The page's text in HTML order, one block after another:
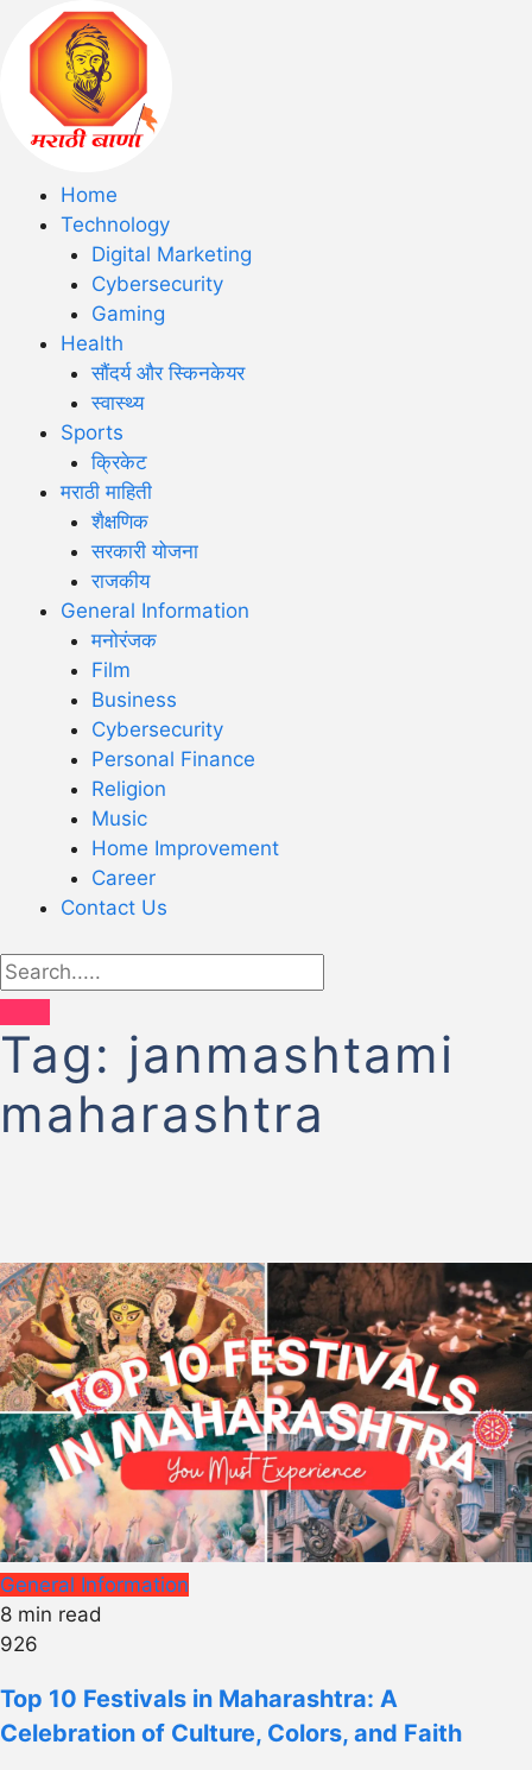
Home
Technology
Digital Marketing
Cybersecurity
Gaming
Health
सौंदर्य और स्किनकेयर
स्वास्थ्य
Sports
क्रिकेट
मराठी माहिती
शैक्षणिक
सरकारी योजना
राजकीय
General Information
मनोरंजक
Film
Business
Cybersecurity
Personal Finance
Religion
Music
Home Improvement
Career
Contact Us
Tag: janmashtami
maharashtra
General Information
8 min read
926
Top 10 Festivals in Maharashtra: A
Celebration of Culture, Colors, and Faith